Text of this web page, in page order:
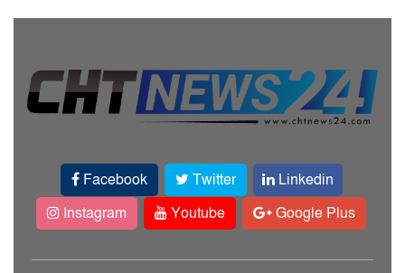
Facebook Twitter
Linkedin
Instagram
Youtube Google Plus